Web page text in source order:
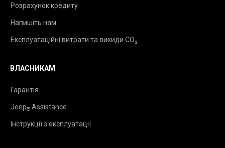
Розрахунок кредиту
Напишіть нам
Експлуатаційні витрати та викиди CO₂
ВЛАСНИКАМ
Гарантія
Jeep® Assistance
Інструкції з експлуатації